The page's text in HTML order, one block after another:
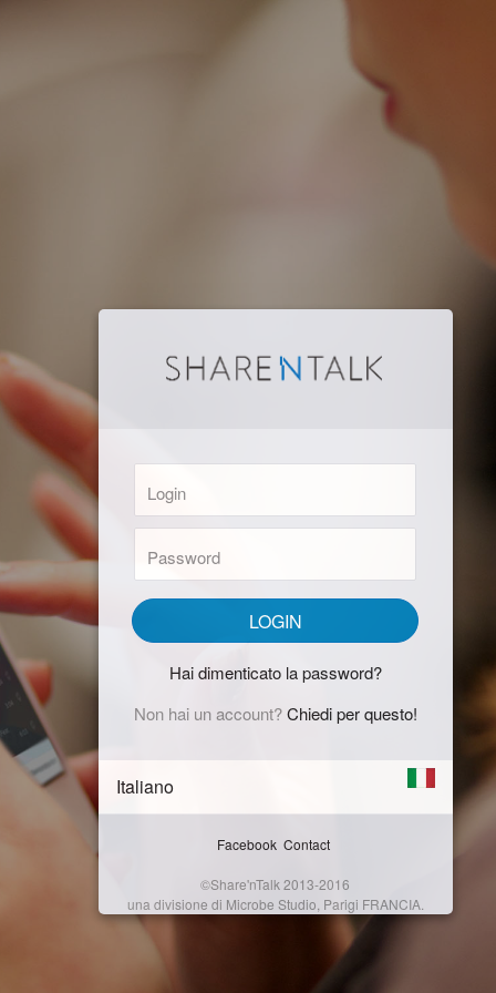
LOGIN
Hai dimenticato la password?
Non hai un account?Chiedi per questo!
Italiano
Facebook Contact
©Share'nTalk 2013-2016
una divisione di Microbe Studio, Parigi FRANCIA.